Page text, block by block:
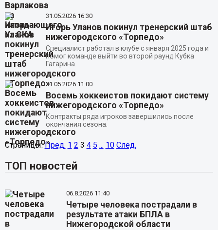
31.05.2026 16:30
Игорь Уланов покинул тренерский штаб
нижегородского «Торпедо»
Специалист работал в клубе с января 2025 года и
помог команде выйти во второй раунд Кубка
Гагарина.
31.05.2026 11:00
Восемь хоккеистов покидают систему
нижегородского «Торпедо»
Контракты ряда игроков завершились после
окончания сезона.
Страницы: Пред. 1 2 3 4 5 ... 10 След.
ТОП новостей
06.8.2026 11:40
Четыре человека пострадали в
результате атаки БПЛА в
Нижегородской области